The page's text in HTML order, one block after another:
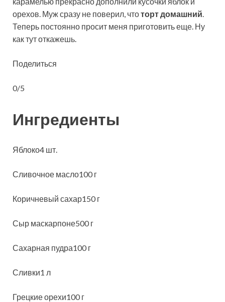
орехов. Муж сразу не поверил, чтоторт домашний
Теперь постоянно просит меня приготовить еще. Ну
как тут откажешь.
Поделиться
0/5
Ингредиенты
Яблоко4 шт.
Сливочное масло100 г
Коричневый сахар150 г
Сыр маскарпоне500 г
Сахарная пудра100 г
Сливки1 л
Грецкие орехи100 г